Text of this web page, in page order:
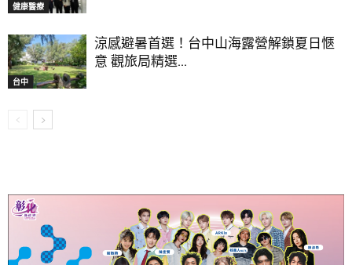
健康醫療
台中
涼感避暑首選！台中山海露營解鎖夏日愜
意 觀旅局精選...